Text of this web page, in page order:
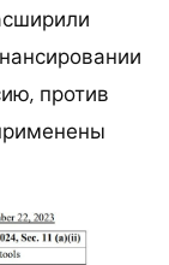
против